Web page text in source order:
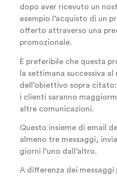
dopo aver ricevuto un
esempio l’acquisto di un
offerto attraverso una
promozionale.
È preferibile che questa
la settimana successiva
dell’obiettivo sopra
i clienti saranno
altre comunicazioni.
Questo insieme di email
almeno tre messaggi,
giorni l’uno dall’altro.
A differenza dei